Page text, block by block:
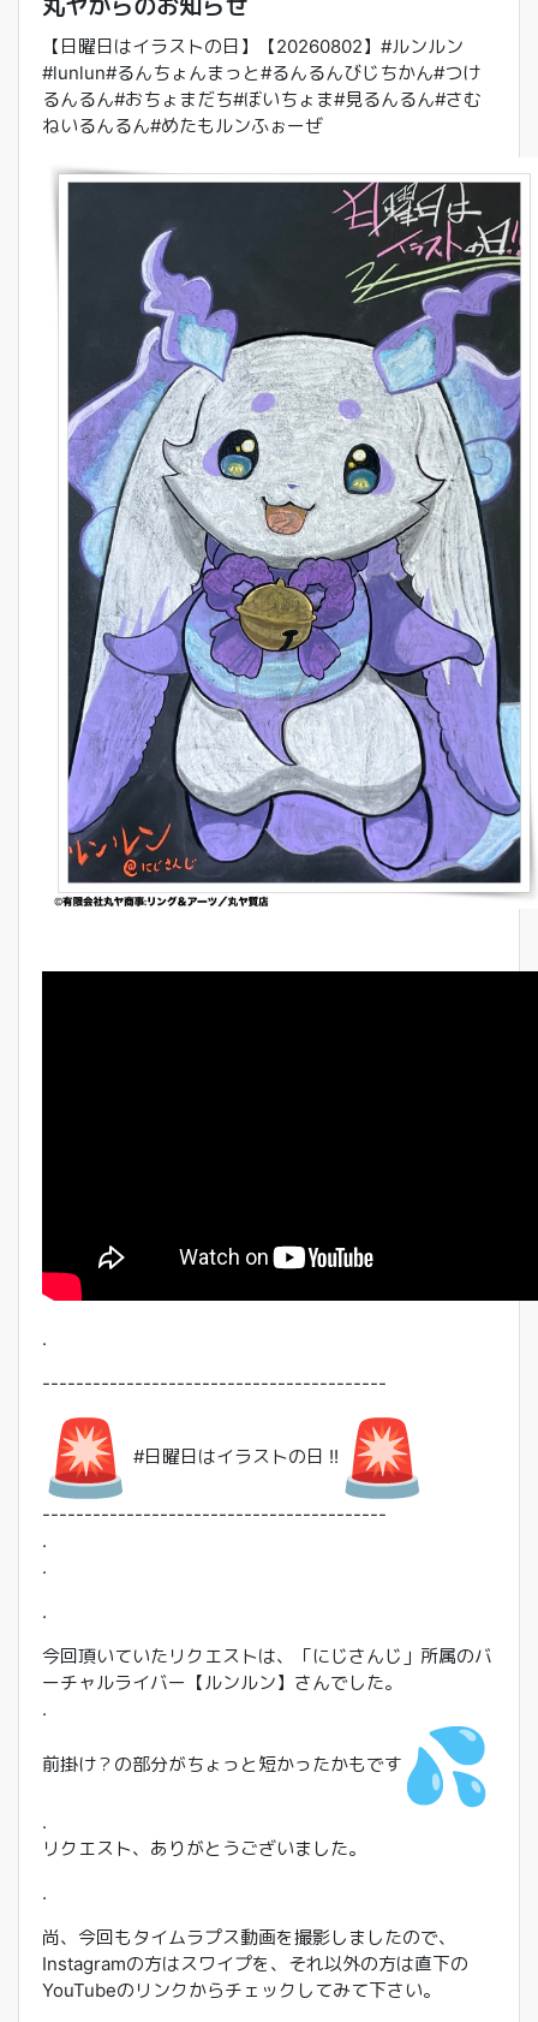
丸ヤからのお知らせ
【日曜日はイラストの日】【20260802】#ルンルン
#lunlun#るんちょんまっと#るんるんびじちかん#つけ
るんるん#おちょまだち#ぼいちょま#見るんるん#さむ
ねいるんるん#めたもルンふぉーぜ
.
-----------------------------------------
#日曜日はイラストの日 !!
-----------------------------------------
.
.
.
今回頂いていたリクエストは、「にじさんじ」 所属のバ
ーチャルライバー【ルンルン】さんでした。
.
前掛け？の部分がちょっと短かったかもです
.
リクエスト、ありがとうございました。
.
尚、今回もタイムラプス動画を撮影しましたので、
Instagramの方はスワイプを、 それ以外の方は直下の
YouTubeのリンクからチェックしてみて下さい。